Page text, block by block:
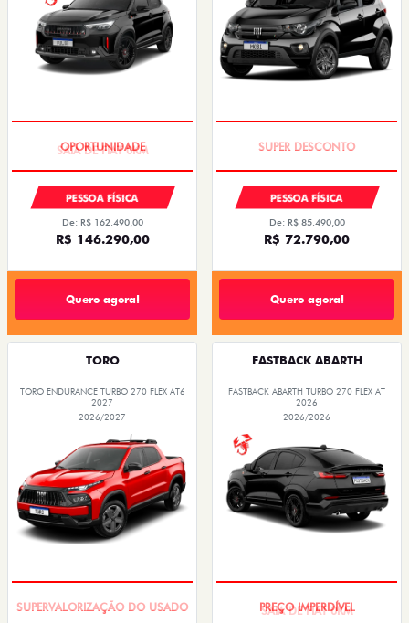
PESSOA FÍSICA
De: R$ 162.490,00
R$ 146.290,00
Quero agora!
PESSOA FÍSICA
De: R$ 85.490,00
R$ 72.790,00
Quero agora!
TORO
TORO ENDURANCE TURBO 270 FLEX AT6
2027
2026/2027
FASTBACK ABARTH
FASTBACK ABARTH TURBO 270 FLEX AT
2026
2026/2026